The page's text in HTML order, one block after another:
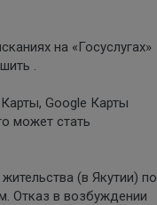
на «Госуслугах»
.
Google Карты
может стать
(в Якутии) по
Отказ в возбуждении